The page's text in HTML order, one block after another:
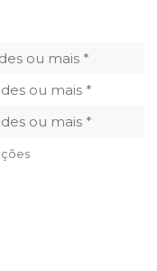
ou mais *
ou mais *
ou mais *